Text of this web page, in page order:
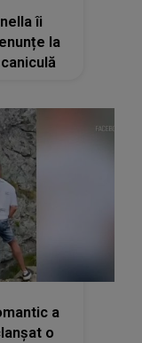
îi
la
a
o